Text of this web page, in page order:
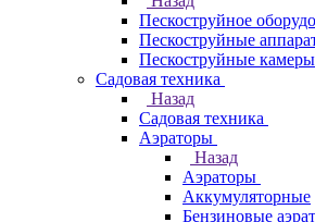
Пескоструйное
Пескоструйные
Пескоструйные камеры
Садовая техника
Назад
Садовая техника
Аэраторы
Назад
Аэраторы
Аккумуляторные
Бензиновые